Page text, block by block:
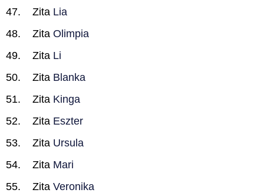
Zita Lia
Zita Olimpia
Zita Li
Zita Blanka
Zita Kinga
Zita Eszter
Zita Ursula
Zita Mari
Zita Veronika